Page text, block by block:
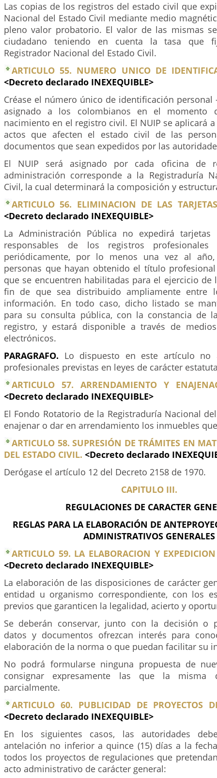
Las copias de los registros del estado civil que
Nacional del Estado Civil mediante medio
pleno valor probatorio. El valor de las mismas
ciudadano teniendo en cuenta la tasa que
Registrador Nacional del Estado Civil.
ARTICULO 55. NUMERO UNICO DE
<Decreto declarado INEXEQUIBLE>
Créase el número único de identificación personal
asignado a los colombianos en el momento
nacimiento en el registro civil. El NUIP se aplicará
actos que afecten el estado civil de las
documentos que sean expedidos por las
El NUIP será asignado por cada oficina de
administración corresponde a la Registraduría
Civil, la cual determinará la composición y
ARTICULO 56. ELIMINACION DE LAS
<Decreto declarado INEXEQUIBLE>
La Administración Pública no expedirá tarjetas
responsables de los registros profesionales
periódicamente, por lo menos una vez al
personas que hayan obtenido el título
que se encuentren habilitadas para el ejercicio de
fin de que sea distribuido ampliamente entre
información. En todo caso, dicho listado se
para su consulta pública, con la constancia de
registro, y estará disponible a través de
electrónicos.
PARAGRAFO. Lo dispuesto en este artículo no
profesionales previstas en leyes de carácter
ARTICULO 57. ARRENDAMIENTO Y
<Decreto declarado INEXEQUIBLE>
El Fondo Rotatorio de la Registraduría Nacional
enajenar o dar en arrendamiento los inmuebles
ARTICULO 58. SUPRESIÓN DE TRÁMITES EN
DEL ESTADO CIVIL. <Decreto declarado
Derógase el artículo 12 del Decreto 2158 de 1970.
CAPITULO III.
REGULACIONES DE CARACTER
REGLAS PARA LA ELABORACIÓN DE
ADMINISTRATIVOS GENERALES
ARTICULO 59. LA ELABORACION Y
<Decreto declarado INEXEQUIBLE>
La elaboración de las disposiciones de carácter
entidad u organismo correspondiente, con los
previos que garanticen la legalidad, acierto y
Se deberán conservar, junto con la decisión o
datos y documentos ofrezcan interés para
elaboración de la norma o que puedan facilitar su
No podrá formularse ninguna propuesta de
consignar expresamente las que la misma
parcialmente.
ARTICULO 60. PUBLICIDAD DE PROYECTOS
<Decreto declarado INEXEQUIBLE>
En los siguientes casos, las autoridades
antelación no inferior a quince (15) días a la
todos los proyectos de regulaciones que
acto administrativo de carácter general: